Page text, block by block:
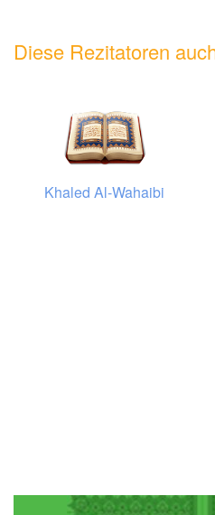
Diese Rezitatoren
Khaled Al-Wahaibi